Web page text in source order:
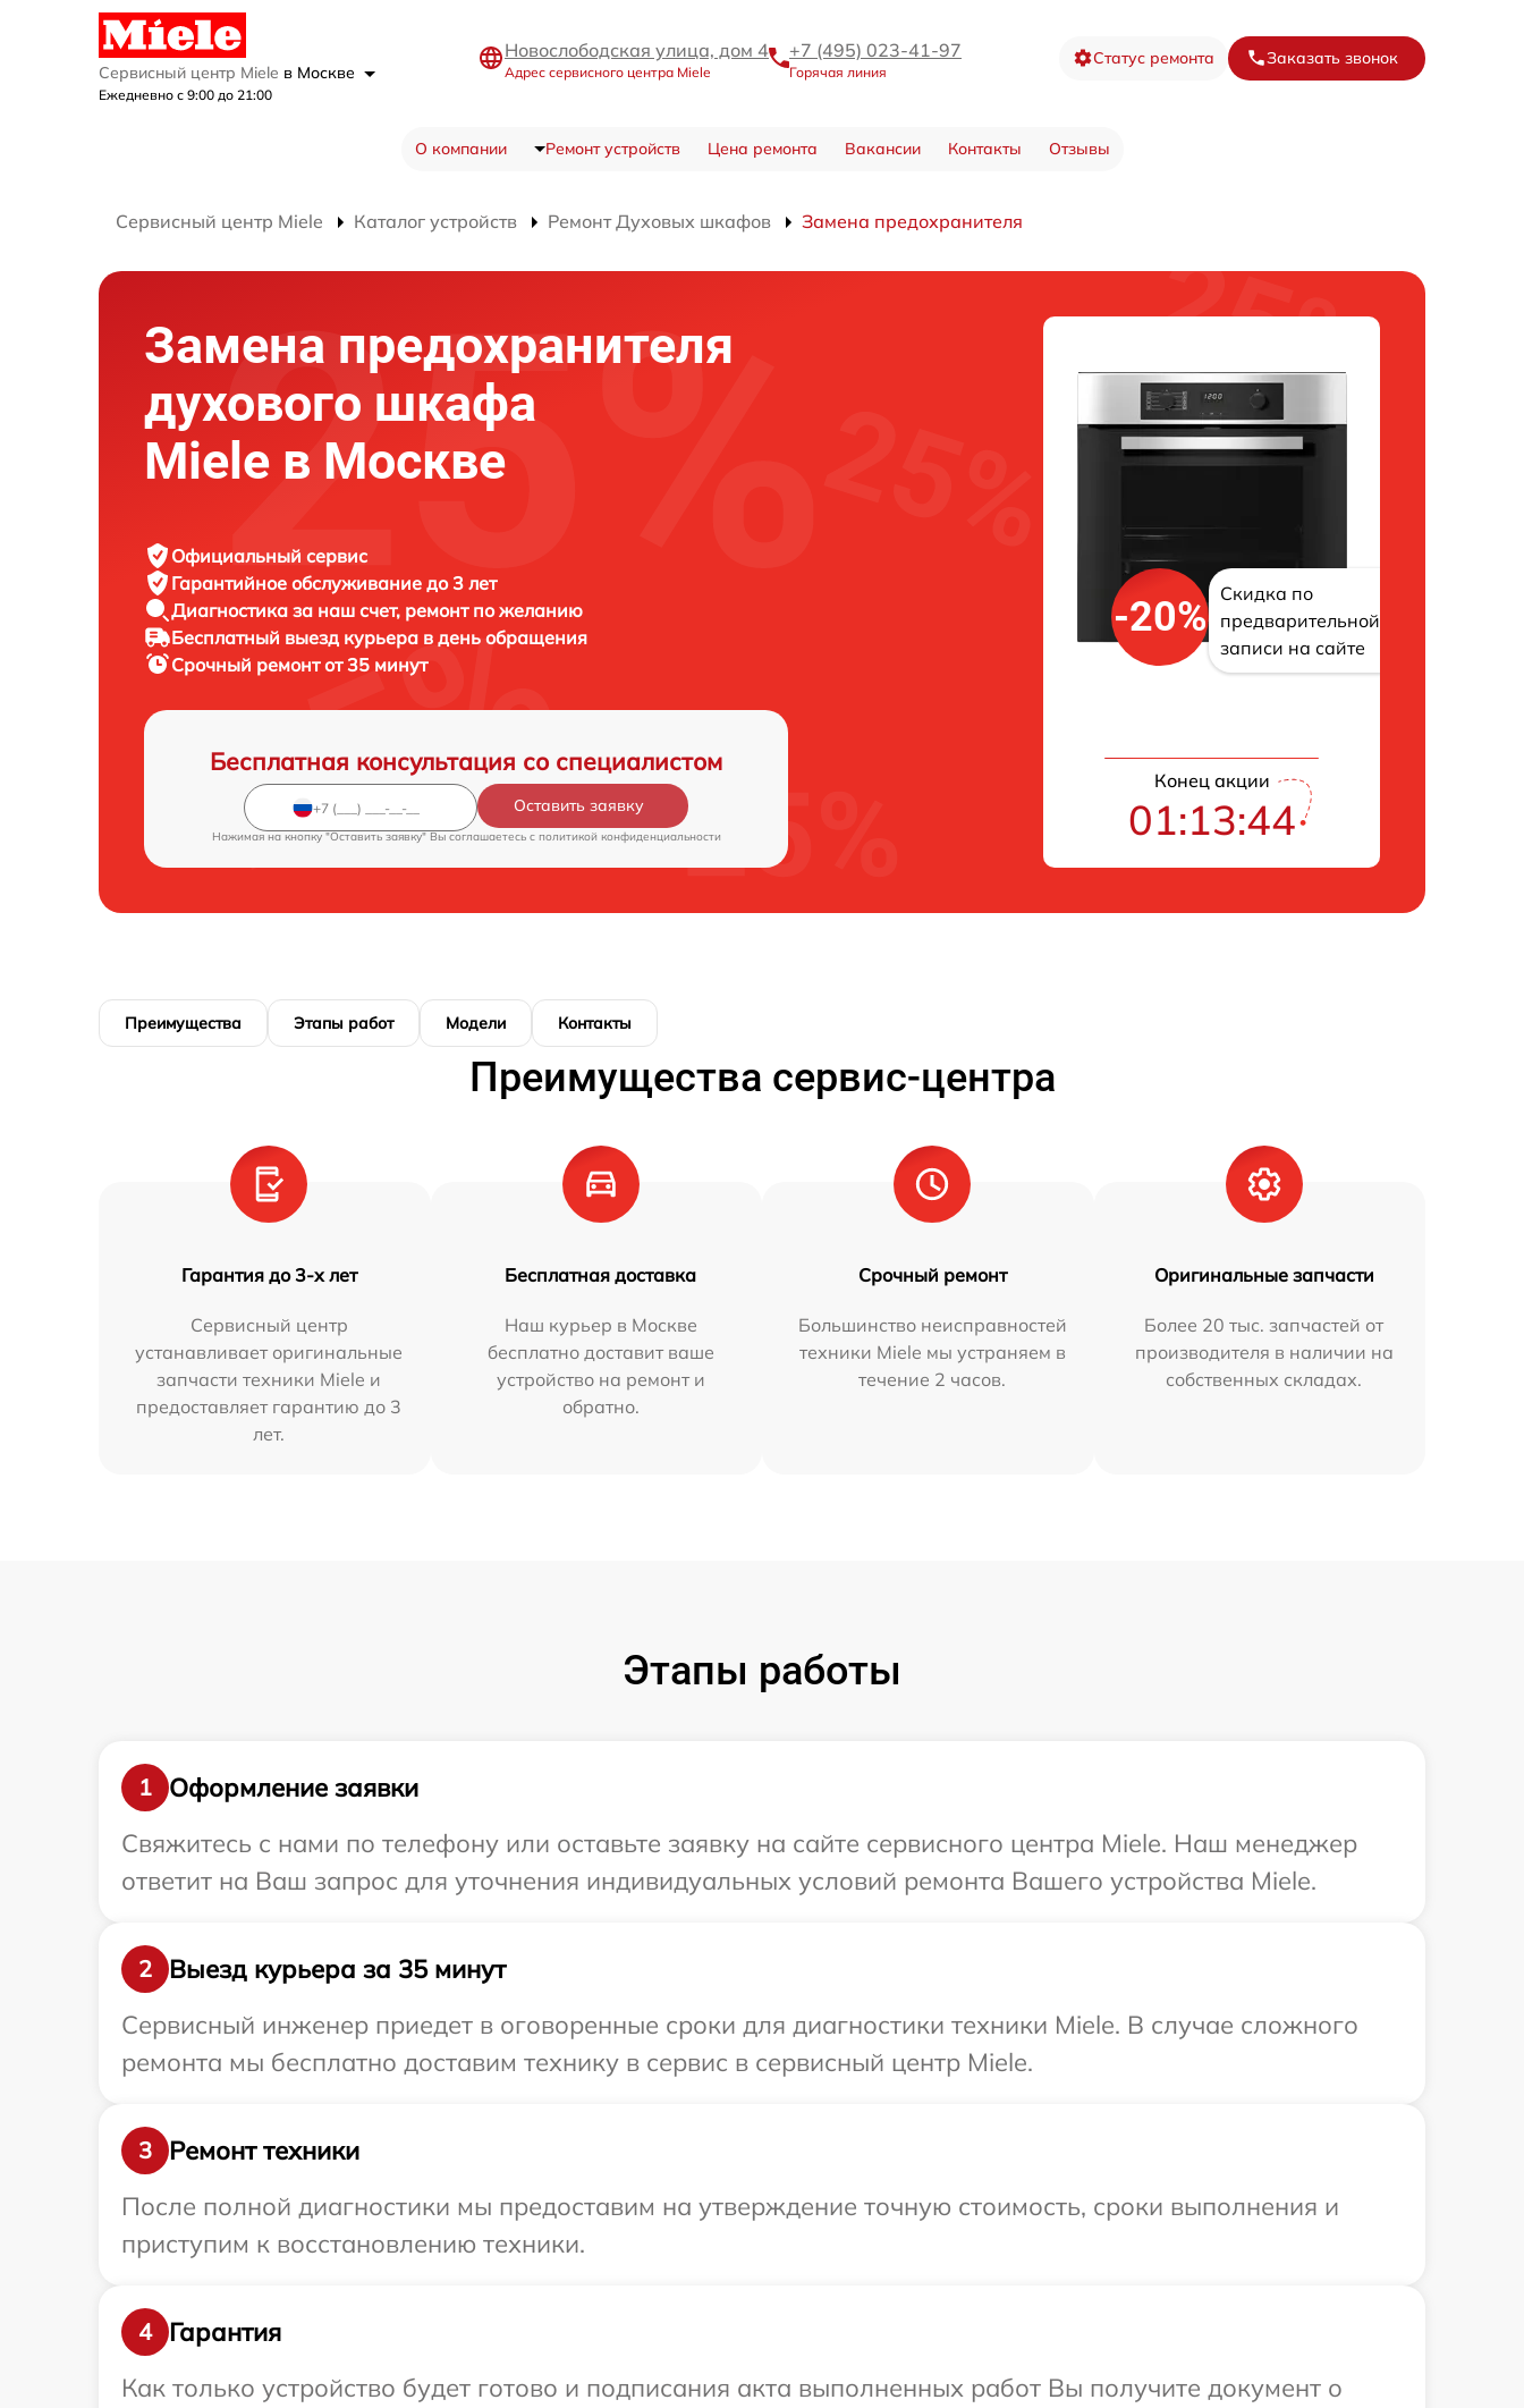
Сервисный центр Miele в Москве
Ежедневно с 9:00 до 21:00
Новослободская улица, дом 4
Адрес сервисного центра Miele
+7 (495) 023-41-97
Горячая линия
Статус ремонта Заказать звонок
О компании Ремонт устройств Цена ремонта Вакансии Контакты Отзывы
Сервисный центр Miele Каталог устройств Ремонт Духовых шкафов Замена предохранителя
Замена предохранителя
духового шкафа
Miele в Москве
Официальный сервис
Гарантийное обслуживание до 3 лет
Диагностика за наш счет, ремонт по желанию
Бесплатный выезд курьера в день обращения
Срочный ремонтот 35 минут
Бесплатная консультация со специалистом
Оставить заявку
Нажимая на кнопку "Оставить заявку" Вы соглашаетесь c политикой конфиденциальности
-20%
Скидка по
предварительной
записи на сайте
Конец акции
01:13:43
Преимущества Этапы работ Модели Контакты
Преимущества сервис-центра
Гарантия до 3-х лет
Сервисный центр
устанавливает оригинальные
запчасти техники Miele и
предоставляет гарантию до 3
лет.
Бесплатная доставка
Наш курьер в Москве
бесплатно доставит ваше
устройство на ремонт и
обратно.
Срочный ремонт
Большинство неисправностей
техники Miele мы устраняем в
течение 2 часов.
Оригинальные запчасти
Более 20 тыс. запчастей от
производителя в наличии на
собственных складах.
Этапы работы
1
Оформление заявки
Свяжитесь с нами по телефону или оставьте заявку на сайте сервисного центра Miele. Наш менеджер
ответит на Ваш запрос для уточнения индивидуальных условий ремонта Вашего устройства Miele.
2
Выезд курьера за 35 минут
Сервисный инженер приедет в оговоренные сроки для диагностики техники Miele. В случае сложного
ремонта мы бесплатно доставим технику в сервис в сервисный центр Miele.
3
Ремонт техники
После полной диагностики мы предоставим на утверждение точную стоимость, сроки выполнения и
приступим к восстановлению техники.
4
Гарантия
Как только устройство будет готово и подписания акта выполненных работ Вы получите документ о